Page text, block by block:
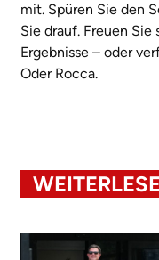
mit. Spüren Sie den
Sie drauf. Freuen Sie
Ergebnisse – oder
Oder Rocca.